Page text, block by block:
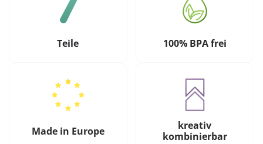
Teile 100% BPA frei
Made in Europe
kreativ
kombinierbar